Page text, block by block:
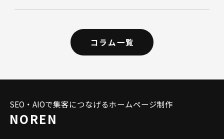
コラム一覧
SEO・AIOで集客につなげるホームページ制作
NOREN